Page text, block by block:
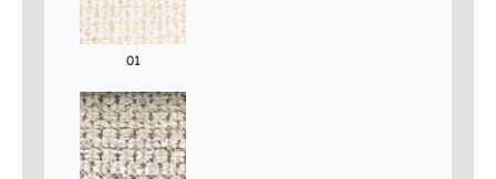
01